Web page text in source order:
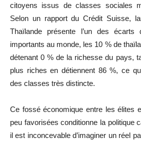
citoyens issus de classes sociales
Selon un rapport du Crédit Suisse,
Thaïlande présente l’un des
importants au monde, les 10 % de
détenant 0 % de la richesse du pays,
plus riches en détiennent 86 %, ce
des classes très distincte.
Ce fossé économique entre les élites
peu favorisées conditionne la politique
il est inconcevable d’imaginer un réel